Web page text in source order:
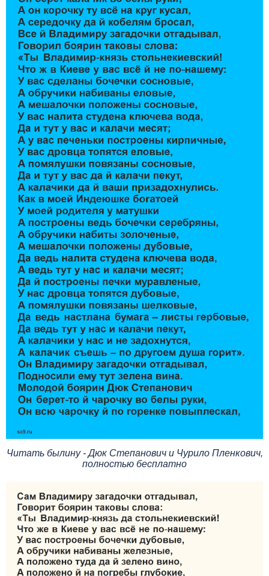
Читать былину - Дюк Степанович и Чурило Пленкович,
полностью бесплатно